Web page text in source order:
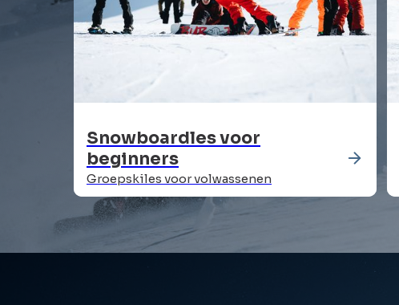
Snowboardles voor
beginners
Groepskiles voor volwassenen